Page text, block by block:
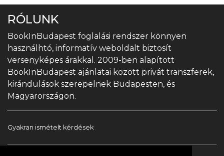
RÓLUNK
BookInBudapest foglalási rendszer könnyen
használhtó, informatív weboldalt biztosít
versenyképes árakkal. 2009-ben alapított
BookInBudapest ajánlatai között privát transzferek,
kirándulások szerepelnek Budapesten, és
Magyarországon.
Gyakran ismételt kérdések